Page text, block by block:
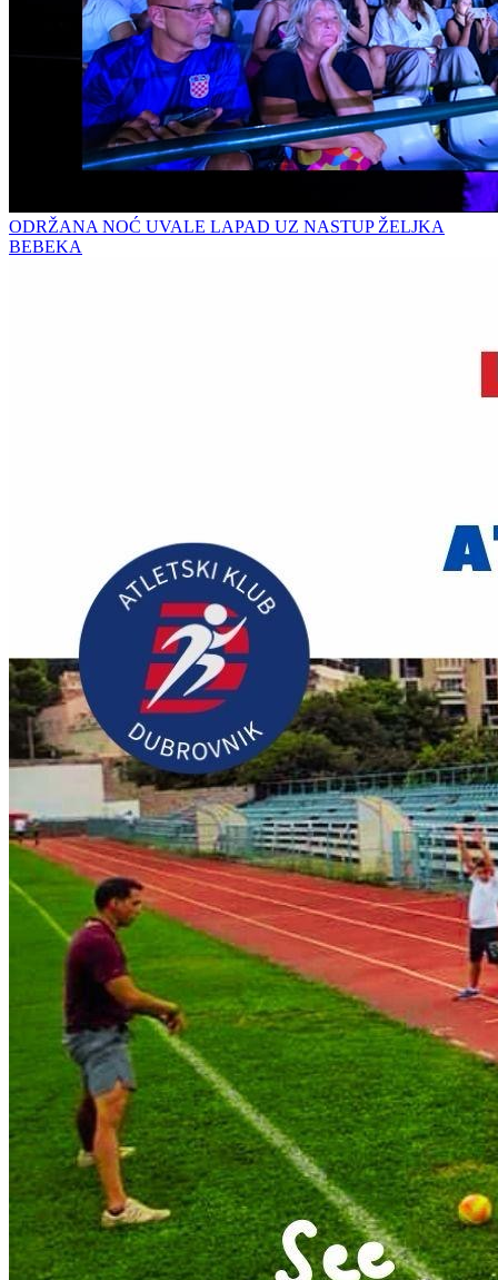
ODRŽANA NOĆ UVALE LAPAD UZ NASTUP ŽELJKA
BEBEKA